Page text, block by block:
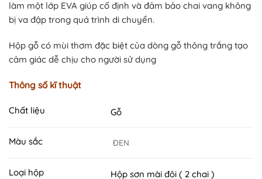
làm một lớp EVA giúp cố định và đảm bảo chai vang không
bị va đập trong quá trình di chuyển.
Hộp gỗ có mùi thơm đặc biệt của dòng gỗ thông trắng tạo
cảm giác dễ chịu cho người sử dụng
Thông số kĩ thuật
Chất liệu Gỗ
Màu sắc ĐEN
Loại hộp Hộp sơn mài đôi ( 2 chai )